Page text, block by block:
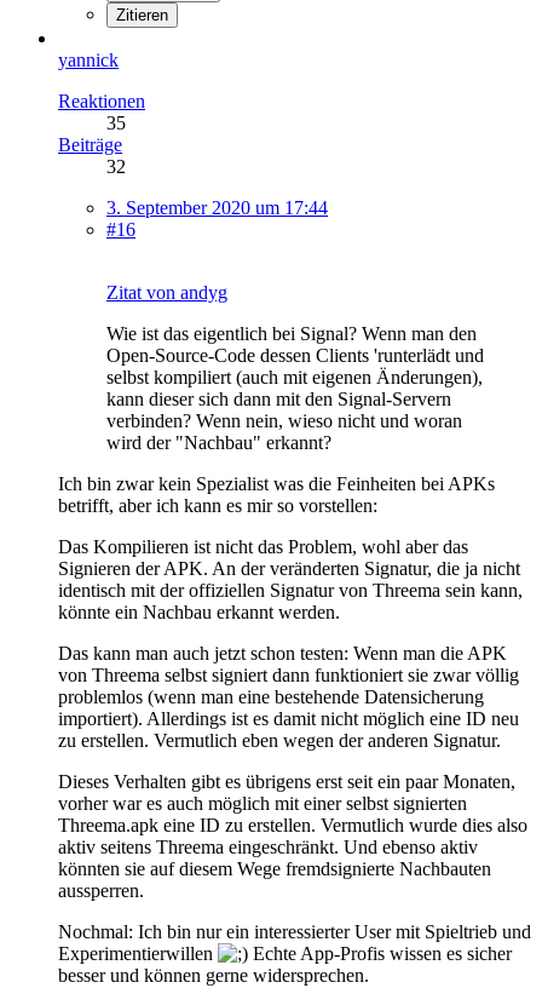
Zitieren
yannick
Reaktionen
35
Beiträge
32
3. September 2020 um 17:44
#16
Zitat von andyg
Wie ist das eigentlich bei Signal? Wenn man den
Open-Source-Code dessen Clients 'runterlädt und
selbst kompiliert (auch mit eigenen Änderungen),
kann dieser sich dann mit den Signal-Servern
verbinden? Wenn nein, wieso nicht und woran
wird der "Nachbau" erkannt?
Ich bin zwar kein Spezialist was die Feinheiten bei APKs
betrifft, aber ich kann es mir so vorstellen:
Das Kompilieren ist nicht das Problem, wohl aber das
Signieren der APK. An der veränderten Signatur, die ja nicht
identisch mit der offiziellen Signatur von Threema sein kann,
könnte ein Nachbau erkannt werden.
Das kann man auch jetzt schon testen: Wenn man die APK
von Threema selbst signiert dann funktioniert sie zwar völlig
problemlos (wenn man eine bestehende Datensicherung
importiert). Allerdings ist es damit nicht möglich eine ID neu
zu erstellen. Vermutlich eben wegen der anderen Signatur.
Dieses Verhalten gibt es übrigens erst seit ein paar Monaten,
vorher war es auch möglich mit einer selbst signierten
Threema.apk eine ID zu erstellen. Vermutlich wurde dies also
aktiv seitens Threema eingeschränkt. Und ebenso aktiv
könnten sie auf diesem Wege fremdsignierte Nachbauten
aussperren.
Nochmal: Ich bin nur ein interessierter User mit Spieltrieb und
Experimentierwillen
Echte App-Profis wissen es sicher
besser und können gerne widersprechen.